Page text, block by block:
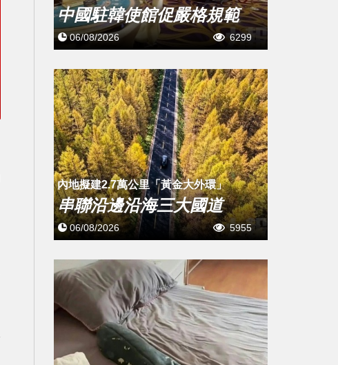
中國駐韓使館促嚴格規範
06/08/2026 6299
內地擬建2.7萬公里「黃金大外環」
串聯沿邊沿海三大國道
06/08/2026 5955